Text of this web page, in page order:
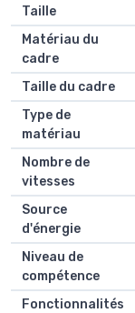
Taille
Matériau du
cadre
Taille du cadre
Type de
matériau
Nombre de
vitesses
Source
d'énergie
Niveau de
compétence
Fonctionnalités